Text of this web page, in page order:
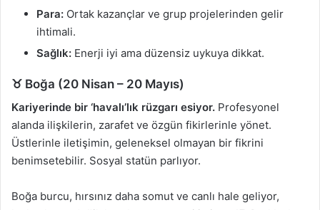
Para: Ortak kazançlar ve grup projelerinden gelir
ihtimali.
Sağlık: Enerji iyi ama düzensiz uykuya dikkat.
♉ Boğa (20 Nisan – 20 Mayıs)
Kariyerinde bir ‘havalı’lık rüzgarı esiyor. Profesyonel
alanda ilişkilerin, zarafet ve özgün fikirlerinle yönet.
Üstlerinle iletişimin, geleneksel olmayan bir fikrini
benimsetebilir. Sosyal statün parlıyor.
Boğa burcu, hırsınız daha somut ve canlı hale geliyor,